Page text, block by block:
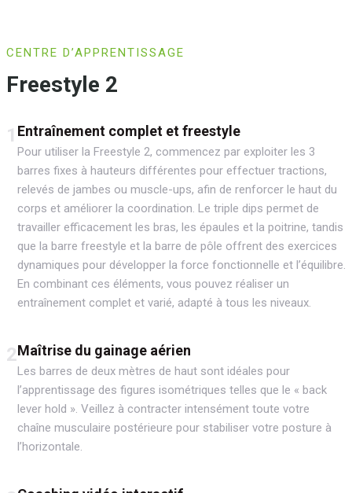
CENTRE D’APPRENTISSAGE
Freestyle 2
1 Entraînement complet et freestyle
Pour utiliser la Freestyle 2, commencez par exploiter les 3
barres fixes à hauteurs différentes pour effectuer tractions,
relevés de jambes ou muscle-ups, afin de renforcer le haut du
corps et améliorer la coordination. Le triple dips permet de
travailler efficacement les bras, les épaules et la poitrine, tandis
que la barre freestyle et la barre de pôle offrent des exercices
dynamiques pour développer la force fonctionnelle et l’équilibre.
En combinant ces éléments, vous pouvez réaliser un
entraînement complet et varié, adapté à tous les niveaux.
2Maîtrise du gainage aérien
Les barres de deux mètres de haut sont idéales pour
l’apprentissage des figures isométriques telles que le « back
lever hold ». Veillez à contracter intensément toute votre
chaîne musculaire postérieure pour stabiliser votre posture à
l’horizontale.